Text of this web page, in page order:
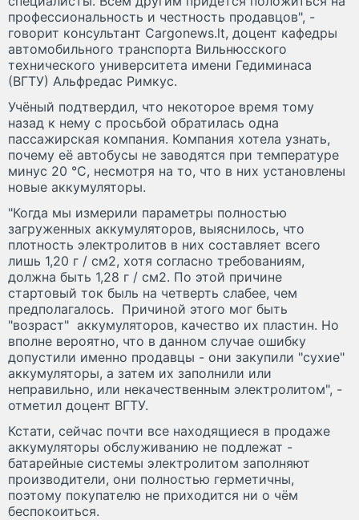
профессиональность и честность продавцов", -
говорит консультант Cargonews.lt, доцент кафедры
автомобильного транспорта Вильнюсского
технического университета имени Гедиминаса
(ВГТУ) Альфредас Римкус.
Учёный подтвердил, что некоторое время тому
назад к нему с просьбой обратилась одна
пассажирская компания. Компания хотела узнать,
почему её автобусы не заводятся при температуре
минус 20 °C, несмотря на то, что в них установлены
новые аккумуляторы.
"Когда мы измерили параметры полностью
загруженных аккумуляторов, выяснилось, что
плотность электролитов в них составляет всего
лишь 1,20 г / см2, хотя согласно требованиям,
должна быть 1,28 г / см2. По этой причине
стартовый ток быль на четверть слабее, чем
предполагалось. Причиной этого мог быть
"возраст" аккумуляторов, качество их пластин. Но
вполне вероятно, что в данном случае ошибку
допустили именно продавцы - они закупили "сухие"
аккумуляторы, а затем их заполнили или
неправильно, или некачественным электролитом", -
отметил доцент ВГТУ.
Кстати, сейчас почти все находящиеся в продаже
аккумуляторы обслуживанию не подлежат -
батарейные системы электролитом заполняют
производители, они полностью герметичны,
поэтому покупателю не приходится ни о чём
беспокоиться.